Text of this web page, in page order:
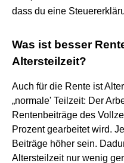
dass du eine
Was ist besser
Altersteilzeit?
Auch für die Rente ist
„normale' Teilzeit: Der
Rentenbeiträge des
Prozent gearbeitet wird.
Beiträge höher sein.
Altersteilzeit nur wenig